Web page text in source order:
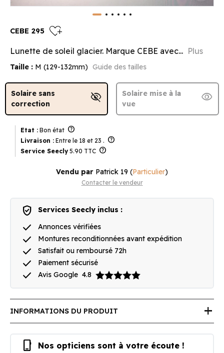
CEBE 295 heart_plus
Lunette de soleil glacier. Marque CEBE avec... Plus
Taille : M (129-132mm) Guide des tailles
Solaire sans
correction
visibility_off
Solaire mise à la
vue
visibility
Etat : Bon état help
Livraison : Entre le 18 et 23 . help
Service Seecly 5.90 TTC help
Vendu par Patrick 19 (Particulier)
Contacter le vendeur
verified_user Services Seecly inclus :
done Annonces vérifiées
done Montures reconditionnées avant expédition
done Satisfait ou remboursé 72h
done Paiement sécurisé
done Avis Google 4.8
INFORMATIONS DU PRODUIT add
phone_iphone Nos opticiens sont à votre écoute !